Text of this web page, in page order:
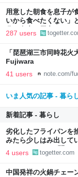
用意した朝食を息子が
いから食べたくない」
分で食事を用意しなさ
287 users
「琵琶湖三市同時花
Fujiwara
41 users note.com/
いま人気の記事 - 暮ら
新着記事 - 暮らし
劣化したフライパンを
みたら少しはみ出して
れたりする?」と聞い
4 users togetter.com
中国発祥の火鍋チェー